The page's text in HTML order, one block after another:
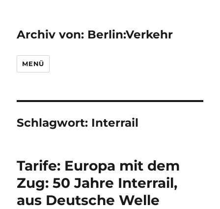
Archiv von: Berlin:Verkehr
MENÜ
Schlagwort: Interrail
Tarife: Europa mit dem
Zug: 50 Jahre Interrail,
aus Deutsche Welle